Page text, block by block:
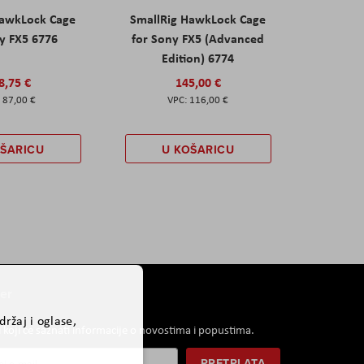
Cage
FX5 6776
€
87,00 €
SmallRig HawkLock Cage
for Sony FX5 (Advanced
Edition) 6774
145,00 €
116,00 €
U KOŠARICU
će saznati informacije o novostima i popustima.
i oglase,